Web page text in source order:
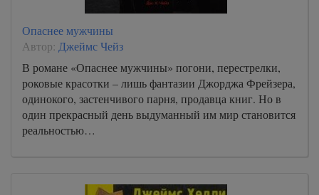
Опаснее мужчины
Автор: Джеймс Чейз
В романе «Опаснее мужчины» погони, перестрелки,
роковые красотки – лишь фантазии Джорджа Фрейзера,
одинокого, застенчивого парня, продавца книг. Но в
один прекрасный день выдуманный им мир становится
реальностью…